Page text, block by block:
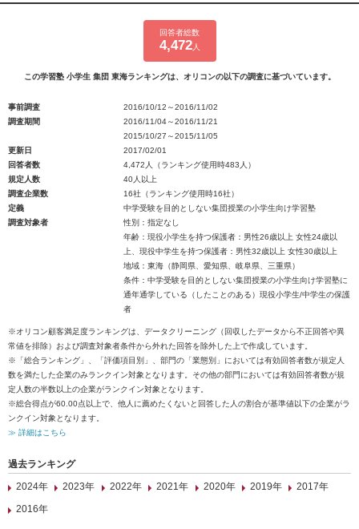
回答者総数
4,472人
この学習塾 小学生 集団 東海ランキングは、オリコンの以下の調査に基づいています。
事前調査
2016/10/12～2016/11/02
調査期間
2016/11/04～2016/11/21
2015/10/27～2015/11/05
更新日
2017/02/01
回答者数
4,472人（ランキング使用時483人）
規定人数
40人以上
調査企業数
16社（ランキング使用時16社）
定義
中学受験を目的としない集団授業の小学生向け学習塾
調査対象者
性別：指定なし
年齢：現役小学生を持つ保護者：男性26歳以上 女性24歳以
上、現役中学生を持つ保護者：男性32歳以上 女性30歳以上
地域：東海（静岡県、愛知県、岐阜県、三重県）
条件：中学受験を目的としない集団授業の小学生向け学習塾に
通年通学している（したことのある）現役小学生/中学生の保護
者
※オリコン顧客満足度ランキングは、データクリーニング（回収したデータから不正回答や異
常値を排除）および調査対象者条件から外れた回答を除外した上で作成しています。
※「総合ランキング」、「評価項目別」、部門の「業態別」においては有効回答者数が規定人
数を満たした企業のみランクイン対象となります。その他の部門においては有効回答者数が規
定人数の半数以上の企業がランクイン対象となります。
※総合得点が60.00点以上で、他人に薦めたくないと回答した人の割合が基準値以下の企業がラ
ンクイン対象となります。
≫ 詳細はこちら
過去ランキング
2024年
2023年 2022年 2021年 2020年 2019年
2017年
2016年